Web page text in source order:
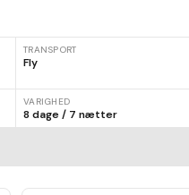
TRANSPORT
Fly
VARIGHED
8 dage / 7 nætter